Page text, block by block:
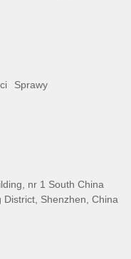
Sprawy
nr 1 South China
Shenzhen, China